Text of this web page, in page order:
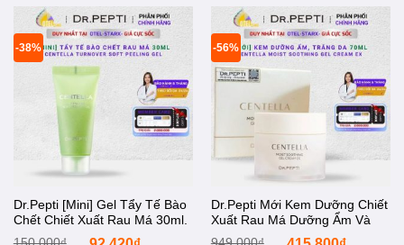
-38%
Dr.Pepti [Mini] Gel Tẩy Tế Bào
Chết Chiết Xuất Rau Má 30ml.
Drpepti Centella Turnover Soft
150,000₫
Giá
-56%
Dr.Pepti Mới Kem Dưỡng Chiết
Xuất Rau Má Dưỡng Ẩm Và
Dịu Da 70ml Drpepti Centella
949,000₫
Giá